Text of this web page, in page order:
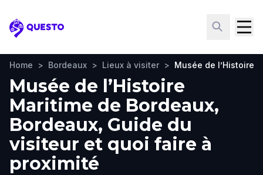
Questo
Home > Bordeaux > Lieux à visiter > Musée de l’Histoire
Musée de l’Histoire
Maritime de Bordeaux,
Bordeaux, Guide du
visiteur et quoi faire à
proximité